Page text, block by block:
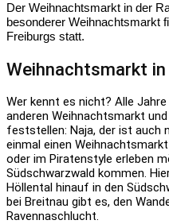
Der Weihnachtsmarkt in der
besonderer Weihnachtsmarkt
Freiburgs statt.
Weihnachtsmarkt
Wer kennt es nicht? Alle
anderen Weihnachtsmarkt
feststellen: Naja, der ist auch
einmal einen
oder im Piratenstyle erleben
Südschwarzwald kommen.
Höllental hinauf in den
bei Breitnau gibt es, den
Ravennaschlucht.